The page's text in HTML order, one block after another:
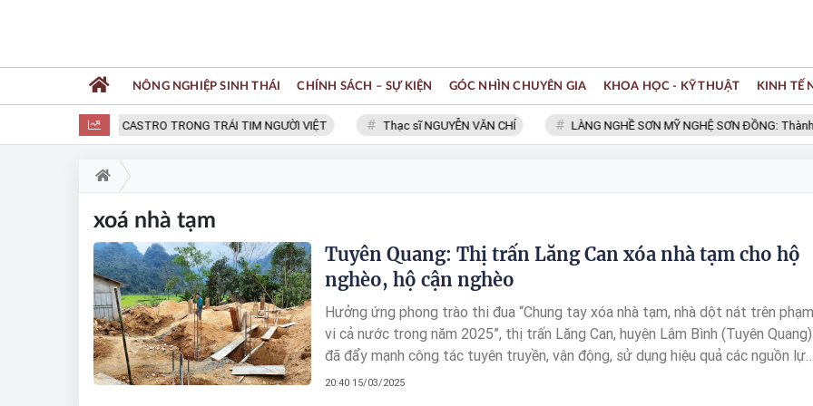
FIDEL CASTRO TRONG TRÁI TIM NGƯỜI VIỆT Thạc sĩ NGUYỄN VĂN CHÍ LÀNG NGHỀ SƠN MỸ NGHỆ SƠN ĐỒNG:
NÔNG NGHIỆP SINH THÁI CHÍNH SÁCH – SỰ KIỆN GÓC NHÌN CHUYÊN GIA KHOA HỌC - KỸ THUẬT KINH TẾ
xoá nhà tạm
Tuyên Quang: Thị trấn Lăng Can xóa nhà tạm cho hộ
nghèo, hộ cận nghèo
Hưởng ứng phong trào thi đua “Chung tay xóa nhà tạm, nhà dột nát trên phạm
vi cả nước trong năm 2025”, thị trấn Lăng Can, huyện Lâm Bình (Tuyên Quang)
đã đẩy mạnh công tác tuyên truyền, vận động, sử dụng hiệu quả các nguồn lực
để hỗ trợ người nghèo, người có hoàn cảnh khó khăn có chỗ ở kiên cố tốt hơn.
20:40 15/03/2025